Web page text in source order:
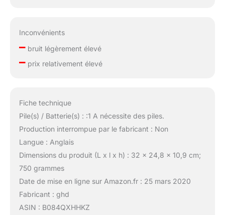
Inconvénients
–bruit légèrement élevé
–prix relativement élevé
Fiche technique
Pile(s) / Batterie(s) : :1 A nécessite des piles.
Production interrompue par le fabricant : Non
Langue : Anglais
Dimensions du produit (L x l x h) : 32 x 24,8 x 10,9 cm;
750 grammes
Date de mise en ligne sur Amazon.fr : 25 mars 2020
Fabricant : ghd
ASIN : B084QXHHKZ